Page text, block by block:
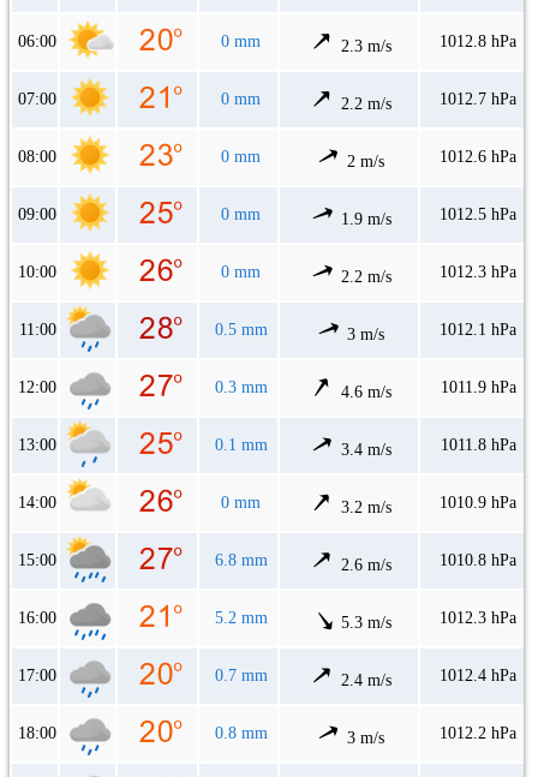
06:00 0 mm 2.3 m/s 1012.8 hPa
07:00 0 mm 2.2 m/s 1012.7 hPa
08:00 0 mm 2 m/s 1012.6 hPa
09:00 0 mm 1.9 m/s 1012.5 hPa
10:00 0 mm 2.2 m/s 1012.3 hPa
11:00 0.5 mm 3 m/s 1012.1 hPa
12:00 0.3 mm 4.6 m/s 1011.9 hPa
13:00 0.1 mm 3.4 m/s 1011.8 hPa
14:00 0 mm 3.2 m/s 1010.9 hPa
15:00 6.8 mm 2.6 m/s 1010.8 hPa
16:00 5.2 mm 5.3 m/s 1012.3 hPa
17:00 0.7 mm 2.4 m/s 1012.4 hPa
18:00 0.8 mm 3 m/s 1012.2 hPa